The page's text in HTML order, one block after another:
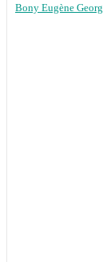
Bony Eugène